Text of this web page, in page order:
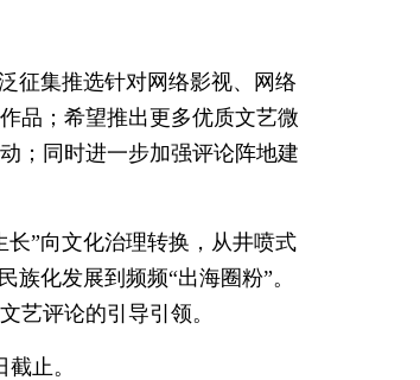
征集推选针对网络影视、网络
品；希望推出更多优质文艺微
；同时进一步加强评论阵地建
”向文化治理转换，从井喷式
化发展到频频“出海圈粉”。
艺评论的引导引领。
止。